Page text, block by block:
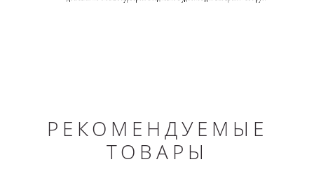
РЕКОМЕНДУЕМЫЕ
ТОВАРЫ